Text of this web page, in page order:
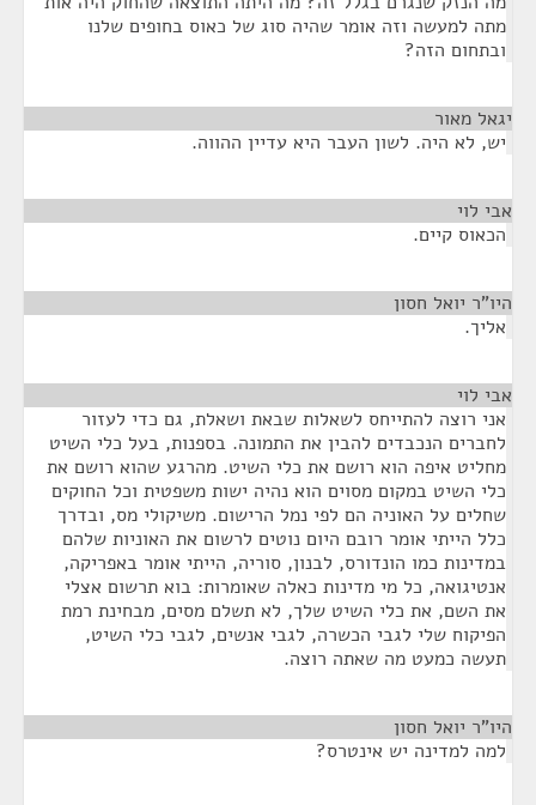
מתה למעשה וזה אומר שהיה סוג של כאוס בחופים שלנו
ובתחום הזה?
יגאל מאור
יש, לא היה. לשון העבר היא עדיין ההווה.
אבי לוי
הכאוס קיים.
היו"ר יואל חסון
אליך.
אבי לוי
אני רוצה להתייחס לשאלות שבאת ושאלת, גם כדי לעזור
לחברים הנכבדים להבין את התמונה. בספנות, בעל כלי השיט
מחליט איפה הוא רושם את כלי השיט. מהרגע שהוא רושם את
כלי השיט במקום מסוים הוא נהיה ישות משפטית וכל החוקים
שחלים על האוניה הם לפי נמל הרישום. משיקולי מס, ובדרך
כלל הייתי אומר רובם היום נוטים לרשום את האוניות שלהם
במדינות כמו הונדורס, לבנון, סוריה, הייתי אומר באפריקה,
אנטיגואה, כל מי מדינות כאלה שאומרות: בוא תרשום אצלי
את השם, את כלי השיט שלך, לא תשלם מסים, מבחינת רמת
הפיקוח שלי לגבי הכשרה, לגבי אנשים, לגבי כלי השיט,
תעשה כמעט מה שאתה רוצה.
היו"ר יואל חסון
למה למדינה יש אינטרס?